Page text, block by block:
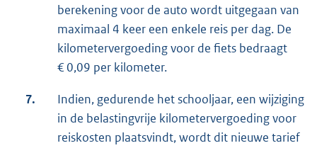
berekening voor de auto wordt uitgegaan van
maximaal 4 keer een enkele reis per dag. De
kilometervergoeding voor de fiets bedraagt
€ 0,09 per kilometer.
7.
Indien, gedurende het schooljaar, een wijziging
in de belastingvrije kilometervergoeding voor
reiskosten plaatsvindt, wordt dit nieuwe tarief